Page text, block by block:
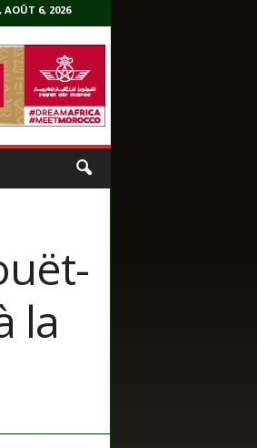
AOÛT 6, 2026
la